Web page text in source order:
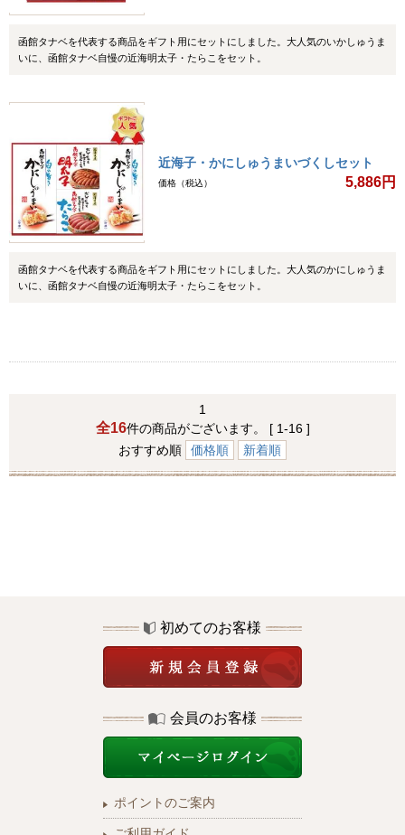
函館タナベを代表する商品をギフト用にセットにしました。大人気のいかしゅうま
いに、函館タナベ自慢の近海明太子・たらこをセット。
近海子・かにしゅうまいづくしセット
価格（税込） 5,886円
函館タナベを代表する商品をギフト用にセットにしました。大人気のかにしゅうま
いに、函館タナベ自慢の近海明太子・たらこをセット。
全16件の商品がございます。 [ 1-16 ]
1
おすすめ順 価格順 新着順
初めてのお客様
会員のお客様
ポイントのご案内